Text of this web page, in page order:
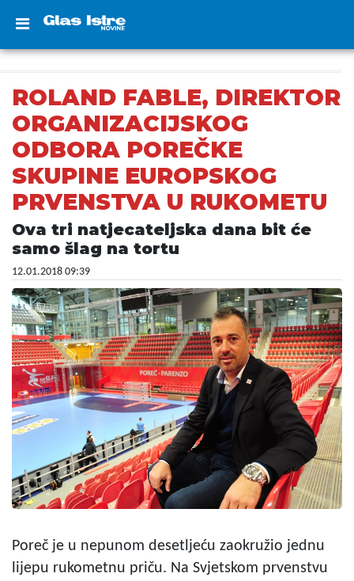
ROLAND FABLE, DIREKTOR
ORGANIZACIJSKOG
ODBORA POREČKE
SKUPINE EUROPSKOG
PRVENSTVA U RUKOMETU
Ova tri natjecateljska dana bit će
samo šlag na tortu
12.01.2018 09:39
Poreč je u nepunom desetljeću zaokružio jednu
lijepu rukometnu priču. Na Svjetskom prvenstvu